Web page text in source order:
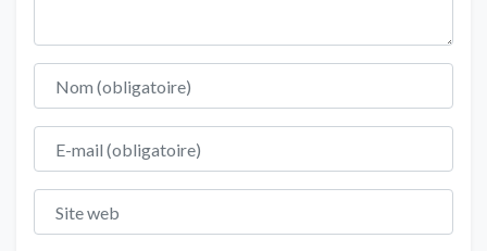
Nom
E-mail
Site web